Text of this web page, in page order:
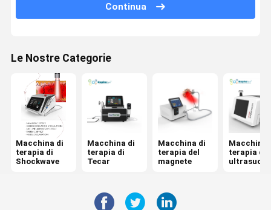
Continua
Le Nostre Categorie
Macchina di
terapia di
Shockwave
Macchina di
terapia di
Tecar
Macchina di
terapia del
magnete
Macchina
terapia di
ultrasuono